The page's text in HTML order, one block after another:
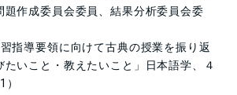
題作成委員会委員、結果分析委員会委
習指導要領に向けて古典の授業を振り返
たいこと・教えたいこと」日本語学、４